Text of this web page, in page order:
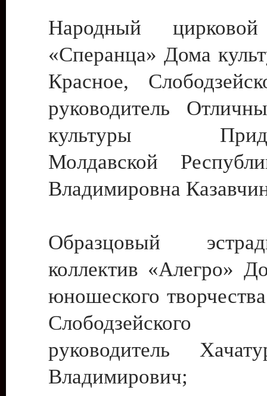
Народный цирковой
«Сперанца» Дома
Красное,
руководитель
культуры
Молдавской
Владимировна
Образцовый
коллектив «Алегро»
юношеского
руководитель
Владимирович;